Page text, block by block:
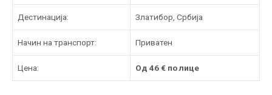
Дестинација: Златибор, Србија
Начин на транспорт: Приватен
Цена: Од 46 € по лице